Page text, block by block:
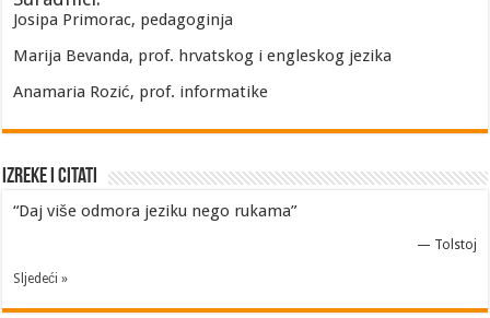
Josipa Primorac, pedagoginja
Marija Bevanda, prof. hrvatskog i engleskog jezika
Anamaria Rozić, prof. informatike
Izreke i Citati
“Daj više odmora jeziku nego rukama”
— Tolstoj
Sljedeći »